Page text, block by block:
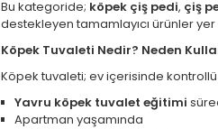
Bu kategoride; köpek çiş pedi, çiş
destekleyen tamamlayıcı ürünler yer
Köpek Tuvaleti Nedir? Neden
Köpek tuvaleti; ev içerisinde
Yavru köpek tuvalet eğitimi
Apartman yaşamında